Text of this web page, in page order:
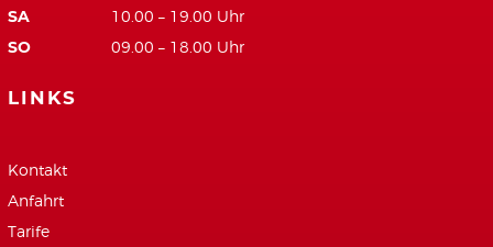
SA 10.00 – 19.00 Uhr
SO 09.00 – 18.00 Uhr
LINKS
Kontakt
Anfahrt
Tarife